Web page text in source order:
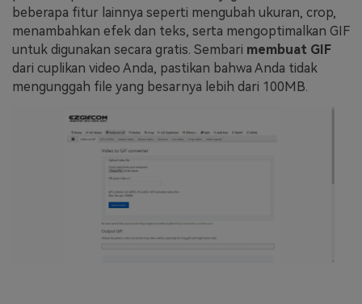
beberapa fitur lainnya seperti mengubah ukuran, crop,
menambahkan efek dan teks, serta mengoptimalkan GIF
untuk digunakan secara gratis. Sembari membuat GIF
dari cuplikan video Anda, pastikan bahwa Anda tidak
mengunggah file yang besarnya lebih dari 100MB.